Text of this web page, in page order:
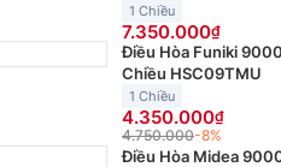
1 Chiều
7.350.000
Điều Hòa Funiki
Chiều HSC09TMU
1 Chiều
4.350.000
4.750.000-8%
Điều Hòa Midea